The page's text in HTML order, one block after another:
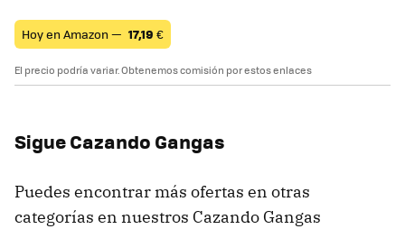
Hoy en Amazon — 17,19 €
El precio podría variar. Obtenemos comisión por estos enlaces
Sigue Cazando Gangas
Puedes encontrar más ofertas en otras
categorías en nuestros Cazando Gangas